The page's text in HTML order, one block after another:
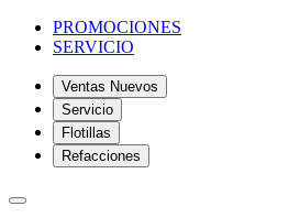
PROMOCIONES
SERVICIO
Ventas Nuevos
Servicio
Flotillas
Refacciones